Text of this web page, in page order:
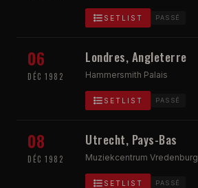
SETLIST PASSÉ
06
DÉC 1982
Londres, Angleterre
Hammersmith Palais
SETLIST PASSÉ
08
DÉC 1982
Utrecht, Pays-Bas
Muziekcentrum Vredenburg
SETLIST PASSÉ